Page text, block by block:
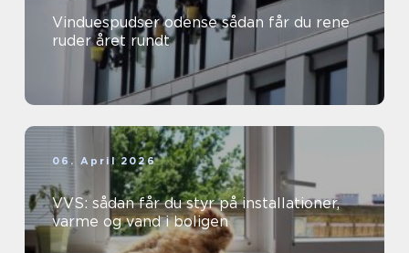
Vinduespudser odense sådan får du rene
ruder året rundt
06. April 2026
VVS: sådan får du styr på installationer,
varme og vand i boligen